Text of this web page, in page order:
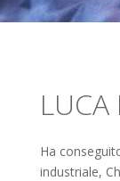
Ha
industriale,